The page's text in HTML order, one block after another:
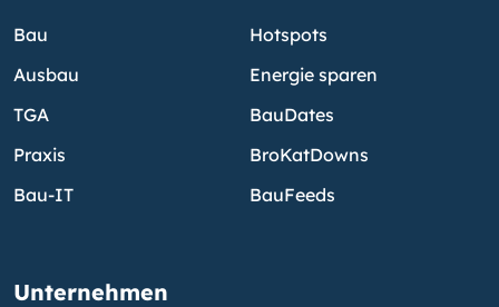
Bau
Ausbau
TGA
Praxis
Bau-IT
Hotspots
Energie sparen
BauDates
BroKatDowns
BauFeeds
Unternehmen